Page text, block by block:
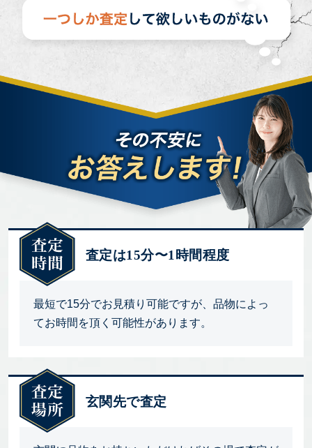
査定は15分〜1時間程度
最短で15分でお見積り可能ですが、品物によっ
てお時間を頂く可能性があります。
玄関先で査定